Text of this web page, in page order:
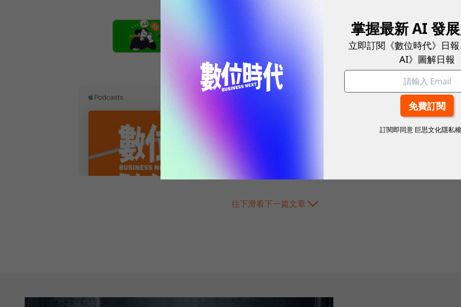
本網站內容未經允許，不得轉載。
往下滑看下一篇文章
掌握最新 AI 發
立即訂閱《數位時代》日
AI》圖解日報
訂閱即同意 巨思文化隱私